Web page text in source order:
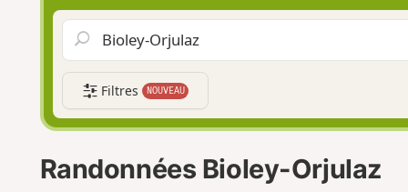
Filtres NOUVEAU
Randonnées Bioley-Orjulaz